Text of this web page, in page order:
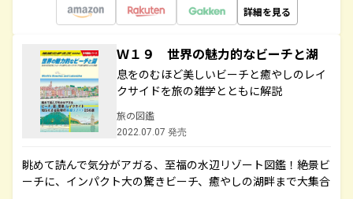
詳細を見る
Ｗ１９ 世界の魅力的なビーチと湖
息をのむほど美しいビーチと癒やしのレイ
クサイドを旅の雑学とともに解説
旅の図鑑
2022.07.07 発売
眺めて読んで気分がアガる、至福の水辺リゾート図鑑！絶景ビ
ーチに、インパクト大の驚きビーチ、癒やしの湖畔まで大集合